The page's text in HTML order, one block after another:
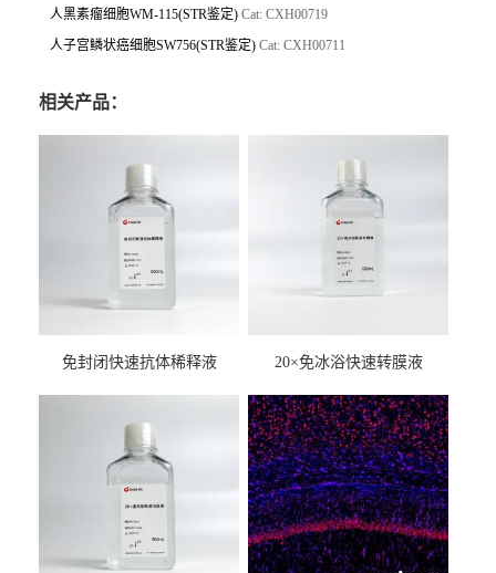
人黑素瘤细胞WM-115(STR鉴定) Cat: CXH00719
人子宫鳞状癌细胞SW756(STR鉴定) Cat: CXH00711
相关产品：
免封闭快速抗体稀释液 20×免冰浴快速转膜液